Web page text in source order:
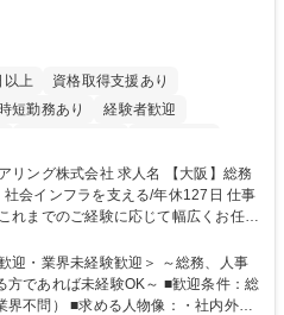
以上
資格取得支援あり
短勤務あり
経験者歓迎
自由 寮・社宅あり 食事補助あり
求人名 【大阪】総務
インフラを支える/年休127日 仕事
れまでのご経験に応じて幅広くお任せ
ど ※基本的には事務所勤務ですが、
西圏以外への日帰り・宿泊を伴う国内
つつ、お互いに助け合いながら、総
迎・業界未経験歓迎＞ ～総務、人事
であれば未経験OK～ ■歓迎条件：総
像：・社内外の